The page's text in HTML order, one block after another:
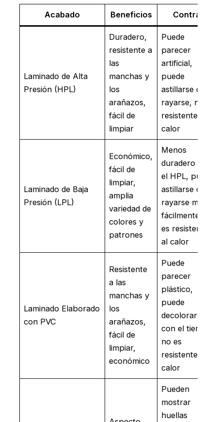
Acabado Beneficios Contras
Laminado de Alta
Presión (HPL)
Duradero,
resistente a
las
manchas y
los
arañazos,
fácil de
limpiar
Puede
parecer
artificial,
puede
astillarse o
rayarse, no es
resistente al
calor
Laminado de Baja
Presión (LPL)
Económico,
fácil de
limpiar,
amplia
variedad de
colores y
patrones
Menos
duradero que
el HPL, puede
astillarse o
rayarse más
fácilmente, no
es resistente
al calor
Laminado Elaborado
con PVC
Resistente
a las
manchas y
los
arañazos,
fácil de
limpiar,
económico
Puede
parecer
plástico,
puede
decolorarse
con el tiempo,
no es
resistente al
calor
Pueden
mostrar
huellas